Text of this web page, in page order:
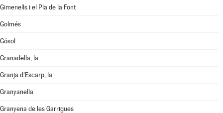
Gimenells i el Pla de la Font
Golmés
Gósol
Granadella, la
Granja d'Escarp, la
Granyanella
Granyena de les Garrigues